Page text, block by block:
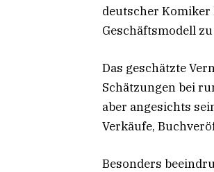
deutscher Komiker
Geschäftsmodell
Das geschätzte
Schätzungen bei
aber angesichts
Verkäufe,
Besonders